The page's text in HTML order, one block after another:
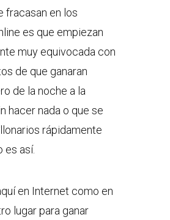
fracasan en los
es que empiezan
muy equivocada con
de que ganaran
de la noche a la
hacer nada o que se
rápidamente
es así.
en Internet como en
lugar para ganar